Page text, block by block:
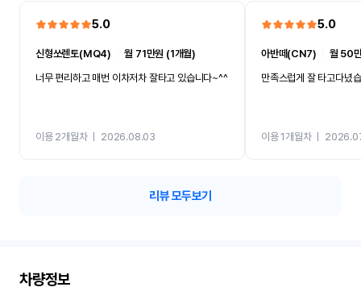
5.0
신형쏘렌토(MQ4) ㅣ월 71만원 (1개월)
너무 편리하고 매번 이차저차 잘타고 있습니다~^^
이용 2개월차ㅣ 2026.08.03
5.0
아반떼(CN7)
월 50
만족스럽게 잘 타고다녔
이용 1개월차ㅣ
리뷰 모두보기
차량정보